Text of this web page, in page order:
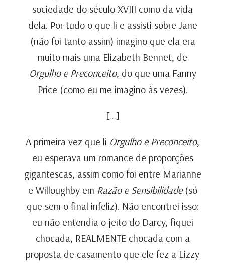
sociedade do século XVIII como da vida
dela. Por tudo o que li e assisti sobre Jane
(não foi tanto assim) imagino que ela era
muito mais uma Elizabeth Bennet, de
Orgulho e Preconceito, do que uma Fanny
Price (como eu me imagino às vezes).
[…]
A primeira vez que li Orgulho e Preconceito,
eu esperava um romance de proporções
gigantescas, assim como foi entre Marianne
e Willoughby em Razão e Sensibilidade(só
que sem o final infeliz). Não encontrei isso:
eu não entendia o jeito do Darcy, fiquei
chocada, REALMENTE chocada com a
proposta de casamento que ele fez a Lizzy